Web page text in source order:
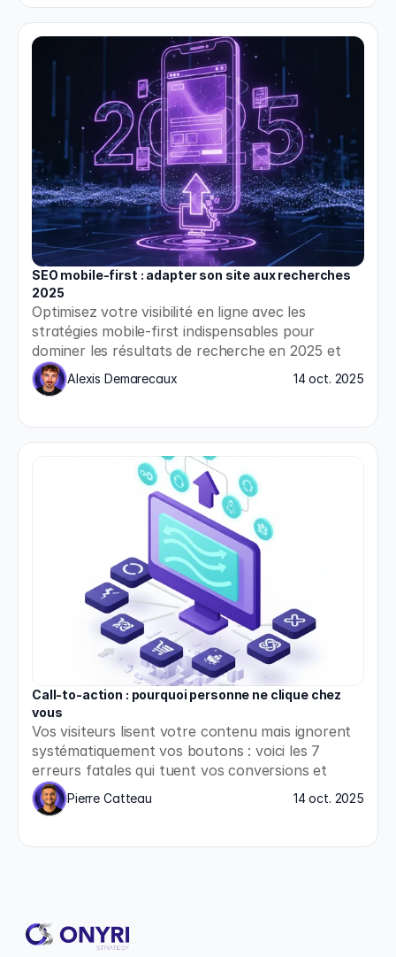
SEO mobile-first : adapter son site aux recherches
2025
Optimisez votre visibilité en ligne avec les
stratégies mobile-first indispensables pour
dominer les résultats de recherche en 2025 et
répondre aux nouvelles exigences de Google.
Alexis Demarecaux 14 oct. 2025
Call-to-action : pourquoi personne ne clique chez
vous
Vos visiteurs lisent votre contenu mais ignorent
systématiquement vos boutons : voici les 7
erreurs fatales qui tuent vos conversions et
comment les corriger immédiatement.
Pierre Catteau 14 oct. 2025